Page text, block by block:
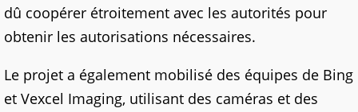
dû coopérer étroitement avec les autorités pour
obtenir les autorisations nécessaires.
Le projet a également mobilisé des équipes de Bing
et Vexcel Imaging, utilisant des caméras et des